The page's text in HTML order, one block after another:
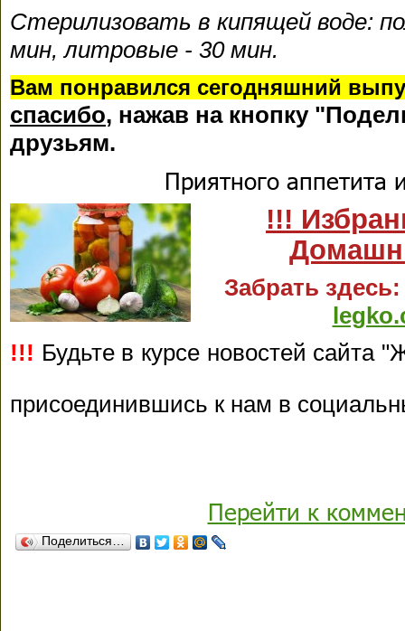
Стерилизовать в кипящей воде:
мин, литровые - 30 мин.
Вам понравился сегодняшний
спасибо, нажав на кнопку
друзьям.
Приятного аппетита
!!!
Забрать
!!! Будьте в курсе новостей сайта
присоединившись к нам в
Перейти к
Поделиться…